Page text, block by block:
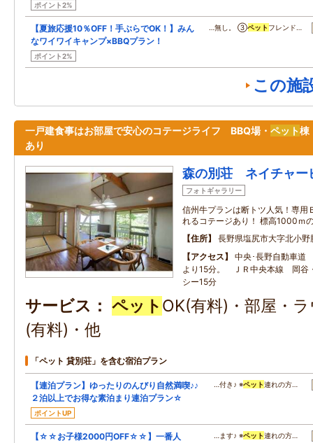
ポイント2%
【夏旅応援10％OFF！手ぶらでOK！】みん
なワイワイキャンプ×BBQプラン！
ポイント2%
…無し。 ③ペット フレンド…
この施
一戸建食事はお部屋で安心のコテージライフ BBQ場・ ペット棟
あり
森の別荘 ネイチャー
フォトギャラリー
信州牛プランは断トツ人気！専用
れるコテージあり！ 標高1000ｍ
住所
長野県塩尻市大字北小野
アクセス
中央･長野自動車
より15分。 ＪＲ中央本線 岡谷
シー15分
サービス ペット OK(有料)・部屋・
(有料)・他
「ペット 貸別荘」を含む宿泊プラン
【連泊プラン】ゆったりのんびり自然満喫♪♪
２泊以上でお得な素泊まり連泊プラン☆
ポイントUP
…付き♪ ※ペット連れの方…
【☆☆お子様2000円OFF☆☆】一番人
…ます♪ ※ペット連れの方…